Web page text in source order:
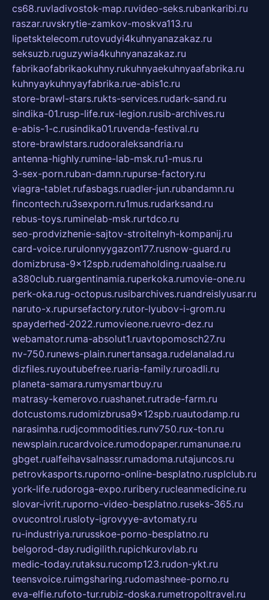
cs68.ruvladivostok-map.ruvideo-seks.rubankaribi.ru
raszar.ruvskrytie-zamkov-moskva113.ru
lipetsktelecom.rutovudyi4kuhnyanazakaz.ru
seksuzb.ruguzywia4kuhnyanazakaz.ru
fabrikaofabrikaokuhny.rukuhnyaekuhnyaafabrika.ru
kuhnyaykuhnyayfabrika.rue-abis1c.ru
store-brawl-stars.rukts-services.rudark-sand.ru
sindika-01.rusp-life.rux-legion.rusib-archives.ru
e-abis-1-c.rusindika01.ruvenda-festival.ru
store-brawlstars.rudooraleksandria.ru
antenna-highly.rumine-lab-msk.ru1-mus.ru
3-sex-porn.ruban-damn.rupurse-factory.ru
viagra-tablet.rufasbags.ruadler-jun.rubandamn.ru
fincontech.ru3sexporn.ru1mus.rudarksand.ru
rebus-toys.ruminelab-msk.rurtdco.ru
seo-prodvizhenie-sajtov-stroitelnyh-kompanij.ru
card-voice.rurulonnyygazon177.rusnow-guard.ru
domizbrusa-9x12spb.rudemaholding.ruaalse.ru
a380club.ruargentinamia.ruperkoka.rumovie-one.ru
perk-oka.rug-octopus.rusibarchives.ruandreislyusar.ru
naruto-x.rupursefactory.rutor-lyubov-i-grom.ru
spayderhed-2022.rumovieone.ruevro-dez.ru
webamator.ruma-absolut1.ruavtopomosch27.ru
nv-750.runews-plain.runertansaga.rudelanalad.ru
dizfiles.ruyoutubefree.ruaria-family.ruroadli.ru
planeta-samara.rumysmartbuy.ru
matrasy-kemerovo.ruashanet.rutrade-farm.ru
dotcustoms.rudomizbrusa9x12spb.ruautodamp.ru
narasimha.rudjcommodities.runv750.rux-ton.ru
newsplain.rucardvoice.rumodopaper.rumanunae.ru
gbget.rualfeihavsalnassr.rumadoma.rutajuncos.ru
petrovkasports.ruporno-online-besplatno.rusplclub.ru
york-life.rudoroga-expo.ruribery.rucleanmedicine.ru
slovar-ivrit.ruporno-video-besplatno.ruseks-365.ru
ovucontrol.rusloty-igrovyye-avtomaty.ru
ru-industriya.rurusskoe-porno-besplatno.ru
belgorod-day.rudigilith.rupichkurovlab.ru
medic-today.rutaksu.rucomp123.rudon-ykt.ru
teensvoice.ruimgsharing.rudomashnee-porno.ru
eva-elfie.rufoto-tur.rubiz-doska.rumetropoltravel.ru